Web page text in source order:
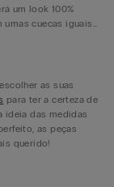
um look 100%
cuecas iguais…
as suas
para ter a certeza de
ideia das medidas
as peças
querido!